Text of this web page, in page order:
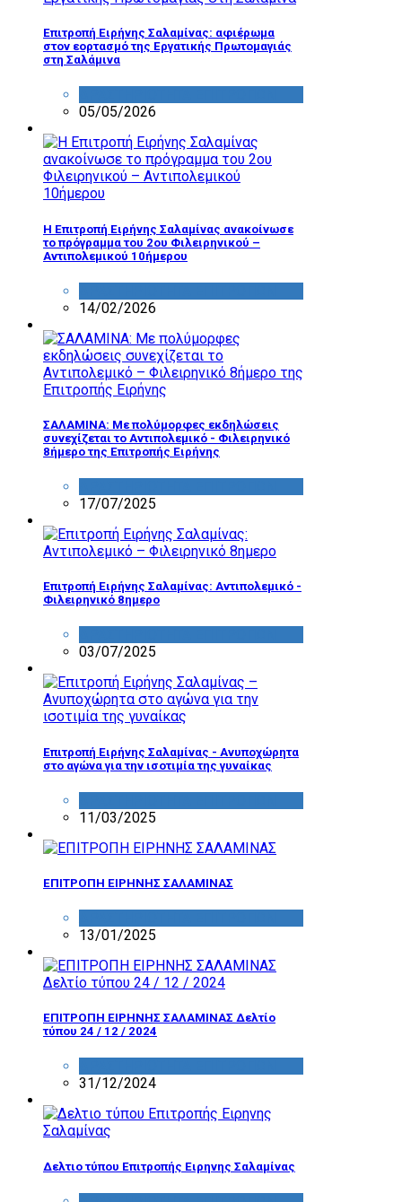
Επιτροπή Ειρήνης Σαλαμίνας: αφιέρωμα
στον εορτασμό της Εργατικής Πρωτομαγιάς
στη Σαλάμινα
05/05/2026
Η Επιτροπή Ειρήνης Σαλαμίνας ανακοίνωσε
το πρόγραμμα του 2ου Φιλειρηνικού –
Αντιπολεμικού 10ήμερου
14/02/2026
ΣΑΛΑΜΙΝΑ: Με πολύμορφες εκδηλώσεις
συνεχίζεται το Αντιπολεμικό - Φιλειρηνικό
8ήμερο της Επιτροπής Ειρήνης
17/07/2025
Επιτροπή Ειρήνης Σαλαμίνας: Αντιπολεμικό -
Φιλειρηνικό 8ημερο
03/07/2025
Επιτροπή Ειρήνης Σαλαμίνας - Ανυποχώρητα
στο αγώνα για την ισοτιμία της γυναίκας
11/03/2025
ΕΠΙΤΡΟΠΗ ΕΙΡΗΝΗΣ ΣΑΛΑΜΙΝΑΣ
13/01/2025
ΕΠΙΤΡΟΠΗ ΕΙΡΗΝΗΣ ΣΑΛΑΜΙΝΑΣ Δελτίο
τύπου 24 / 12 / 2024
31/12/2024
Δελτιο τύπoυ Επιτροπής Ειρηνης Σαλαμίνας